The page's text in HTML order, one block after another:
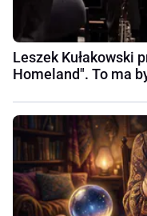
Leszek Kułakowski
Homeland". To ma